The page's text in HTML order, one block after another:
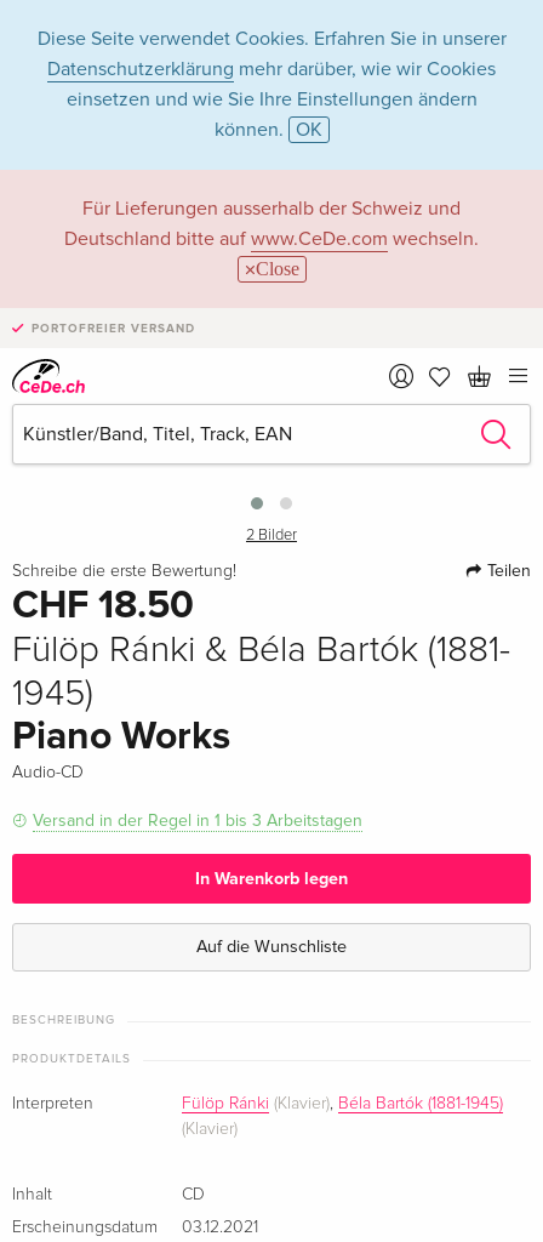
Diese Seite verwendet Cookies. Erfahren Sie in unserer
Datenschutzerklärung mehr darüber, wie wir Cookies
einsetzen und wie Sie Ihre Einstellungen ändern
können. OK
Für Lieferungen ausserhalb der Schweiz und
Deutschland bitte auf www.CeDe.com wechseln.
Close
PORTOFREIER VERSAND
2 Bilder
Schreibe die erste Bewertung! Teilen
CHF 18.50
Fülöp Ránki & Béla Bartók (1881-
1945)
Piano Works
Audio-CD
Versand in der Regel in 1 bis 3 Arbeitstagen
In Warenkorb legen
Auf die Wunschliste
BESCHREIBUNG
PRODUKTDETAILS
Interpreten Fülöp Ránki (Klavier), Béla Bartók (1881-1945)
(Klavier)
Inhalt
CD
Erscheinungsdatum
03.12.2021